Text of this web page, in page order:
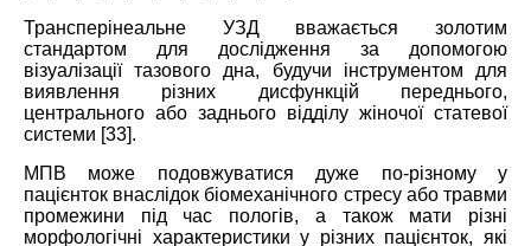
Трансперінеальне УЗД вважається золотим
стандартом для дослідження за допомогою
візуалізації тазового дна, будучи інструментом для
виявлення різних дисфункцій переднього,
центрального або заднього відділу жіночої статевої
системи [33].
МПВ може подовжуватися дуже по-різному у
пацієнток внаслідок біомеханічного стресу або травми
промежини під час пологів, а також мати різні
морфологічні характеристики у різних пацієнток, які